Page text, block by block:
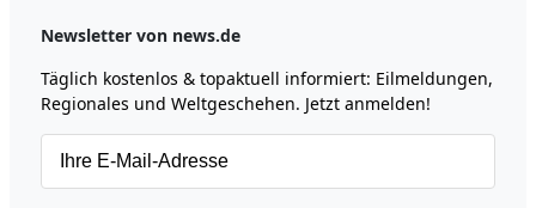
Newsletter von news.de
Täglich kostenlos & topaktuell informiert: Eilmeldungen,
Regionales und Weltgeschehen. Jetzt anmelden!